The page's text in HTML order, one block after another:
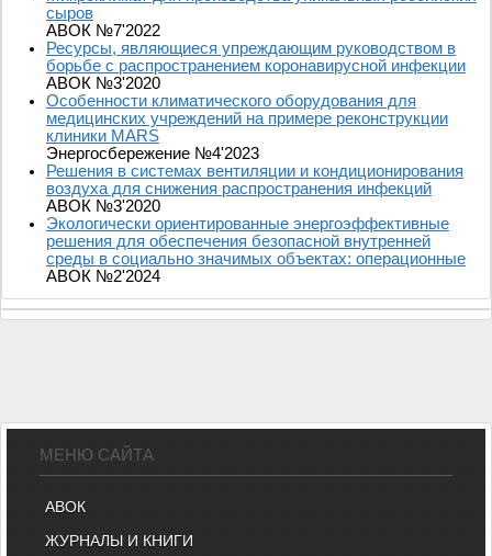
сыров
АВОК №7'2022
Ресурсы, являющиеся упреждающим руководством в
борьбе с распространением коронавирусной инфекции
АВОК №3'2020
Особенности климатического оборудования для
медицинских учреждений на примере реконструкции
клиники MARS
Энергосбережение №4'2023
Решения в системах вентиляции и кондиционирования
воздуха для снижения распространения инфекций
АВОК №3'2020
Экологически ориентированные энергоэффективные
решения для обеспечения безопасной внутренней
среды в социально значимых объектах: операционные
АВОК №2'2024
МЕНЮ САЙТА
АВОК
ЖУРНАЛЫ И КНИГИ